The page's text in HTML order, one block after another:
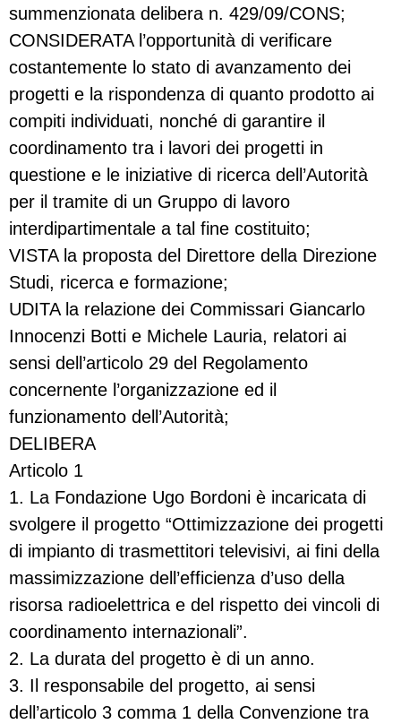
summenzionata delibera n. 429/09/CONS;
CONSIDERATA l’opportunità di verificare
costantemente lo stato di avanzamento dei
progetti e la rispondenza di quanto prodotto ai
compiti individuati, nonché di garantire il
coordinamento tra i lavori dei progetti in
questione e le iniziative di ricerca dell’Autorità
per il tramite di un Gruppo di lavoro
interdipartimentale a tal fine costituito;
VISTA la proposta del Direttore della Direzione
Studi, ricerca e formazione;
UDITA la relazione dei Commissari Giancarlo
Innocenzi Botti e Michele Lauria, relatori ai
sensi dell’articolo 29 del Regolamento
concernente l’organizzazione ed il
funzionamento dell’Autorità;
DELIBERA
Articolo 1
1. La Fondazione Ugo Bordoni è incaricata di
svolgere il progetto “Ottimizzazione dei progetti
di impianto di trasmettitori televisivi, ai fini della
massimizzazione dell’efficienza d’uso della
risorsa radioelettrica e del rispetto dei vincoli di
coordinamento internazionali”.
2. La durata del progetto è di un anno.
3. Il responsabile del progetto, ai sensi
dell’articolo 3 comma 1 della Convenzione tra